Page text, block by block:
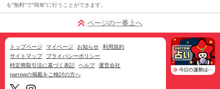
を"無料"で"簡単"に行うことができます。
ページの一番上へ
トップページ マイページ お知らせ
利用規約
サイトマップ
プライバシーポリシー
特定商取引法に基づく表記
ヘルプ
運営会社
narrowの掲載をご検討の方へ